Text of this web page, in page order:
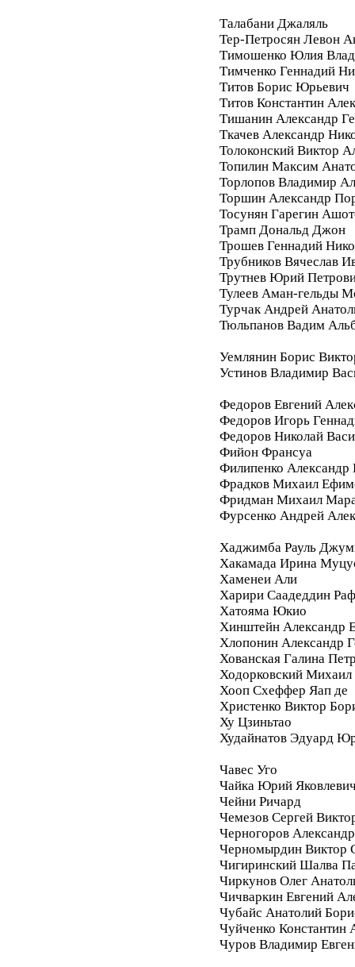
Талабани Джаляль
Тер-Петросян Левон
Тимошенко Юлия
Тимченко Геннадий
Титов Борис Юрьевич
Титов Константин
Тишанин Александр
Ткачев Александр
Толоконский Виктор
Топилин Максим
Торлопов Владимир
Торшин Александр
Тосунян Гарегин
Трамп Дональд Джон
Трошев Геннадий
Трубников Вячеслав
Трутнев Юрий
Тулеев Аман-гельды
Турчак Андрей
Тюльпанов Вадим
Уемлянин Борис
Устинов Владимир
Федоров Евгений
Федоров Игорь
Федоров Николай
Фийон Франсуа
Филипенко Александр
Фрадков Михаил
Фридман Михаил
Фурсенко Андрей
Хаджимба Рауль
Хакамада Ирина
Хаменеи Али
Харири Саадеддин
Хатояма Юкио
Хинштейн Александр
Хлопонин Александр
Хованская Галина
Ходорковский Михаил
Хооп Схеффер Яап де
Христенко Виктор
Ху Цзиньтао
Худайнатов Эдуард
Чавес Уго
Чайка Юрий
Чейни Ричард
Чемезов Сергей
Черногоров
Черномырдин Виктор
Чигиринский Шалва
Чиркунов Олег
Чичваркин Евгений
Чубайс Анатолий
Чуйченко Константин
Чуров Владимир